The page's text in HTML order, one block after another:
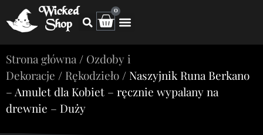
Wicked
Shop
0
Strona główna / Ozdoby i
Dekoracje / Rękodzieło / Naszyjnik Runa Berkano
– Amulet dla Kobiet – ręcznie wypalany na
drewnie – Duży